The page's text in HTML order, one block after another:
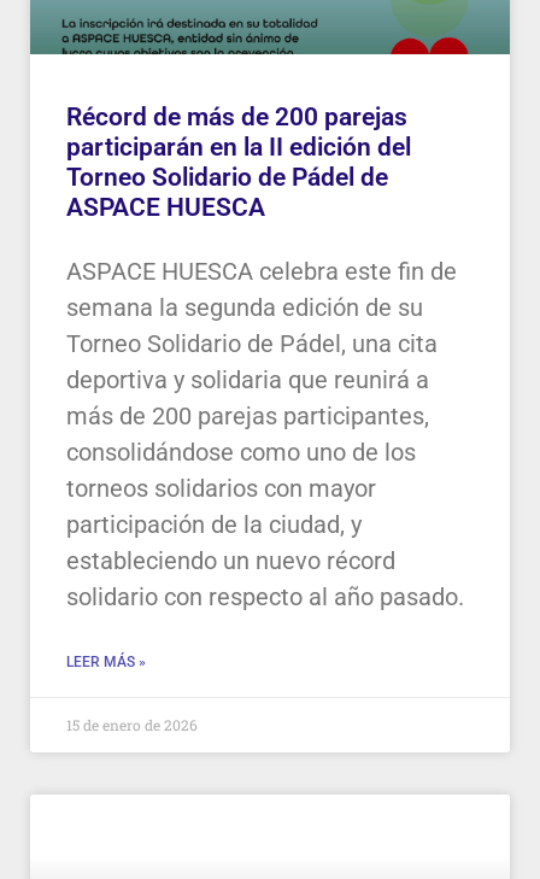
Récord de más de 200 parejas
participarán en la II edición del
Torneo Solidario de Pádel de
ASPACE HUESCA
ASPACE HUESCA celebra este fin de
semana la segunda edición de su
Torneo Solidario de Pádel, una cita
deportiva y solidaria que reunirá a
más de 200 parejas participantes,
consolidándose como uno de los
torneos solidarios con mayor
participación de la ciudad, y
estableciendo un nuevo récord
solidario con respecto al año pasado.
LEER MÁS »
15 de enero de 2026